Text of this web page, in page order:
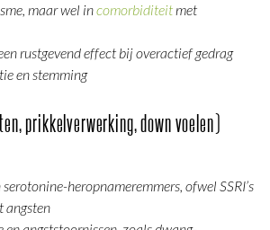
maar wel incomorbiditeitmet
rustgevend effect bij overactief gedrag
en stemming
prikkelverwerking, down voelen)
heropnameremmers, ofwel SSRI’s
angsten